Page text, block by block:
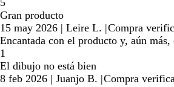
Gran producto
15 may 2026 | Leire L. |Compra
Encantada con el producto y, aún
1
El dibujo no está bien
8 feb 2026 | Juanjo B. |Compra